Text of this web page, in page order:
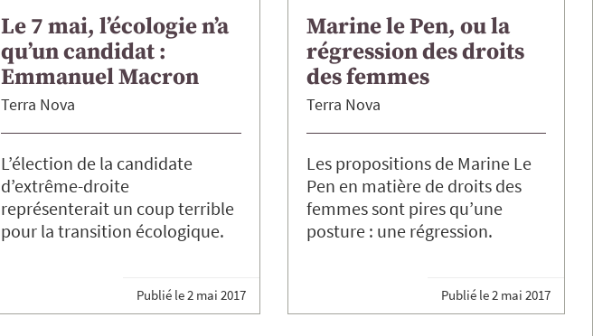
Le 7 mai, l’écologie n’a
qu’un candidat :
Emmanuel Macron
Terra Nova
L’élection de la candidate
d’extrême-droite
représenterait un coup terrible
pour la transition écologique.
Publié le2 mai 2017
Marine le Pen, ou la
régression des droits
des femmes
Terra Nova
Les propositions de Marine Le
Pen en matière de droits des
femmes sont pires qu’une
posture : une régression.
Publié le2 mai 2017